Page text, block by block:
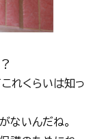
これくらいは知っ
ないんだね。